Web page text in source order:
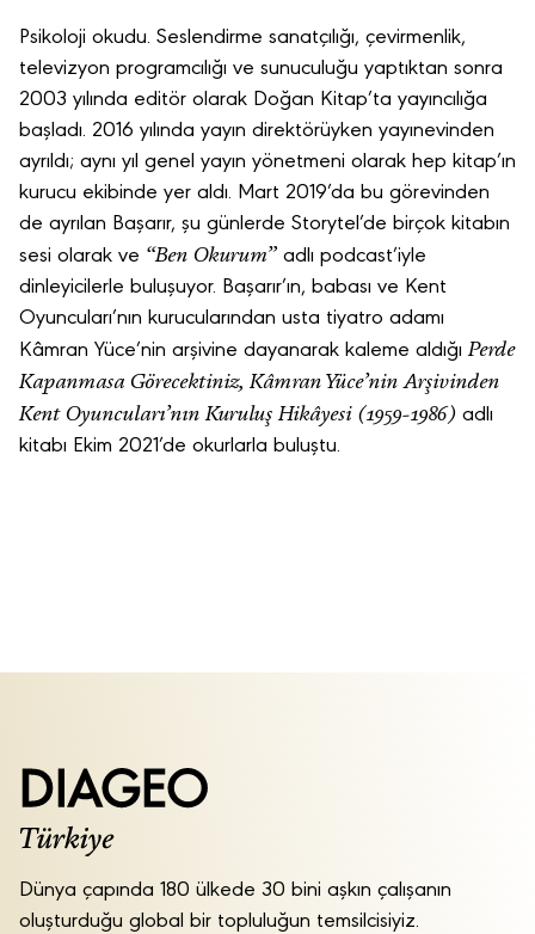
Psikoloji okudu. Seslendirme sanatçılığı, çevirmenlik,
televizyon programcılığı ve sunuculuğu yaptıktan sonra
2003 yılında editör olarak Doğan Kitap’ta yayıncılığa
başladı. 2016 yılında yayın direktörüyken yayınevinden
ayrıldı; aynı yıl genel yayın yönetmeni olarak hep kitap’ın
kurucu ekibinde yer aldı. Mart 2019’da bu görevinden
de ayrılan Başarır, şu günlerde Storytel’de birçok kitabın
sesi olarak ve “Ben Okurum” adlı podcast’iyle
dinleyicilerle buluşuyor. Başarır’ın, babası ve Kent
Oyuncuları’nın kurucularından usta tiyatro adamı
Kâmran Yüce’nin arşivine dayanarak kaleme aldığıPerde
Kapanmasa Görecektiniz, Kâmran Yüce’nin Arşivinden
Kent Oyuncuları’nın Kuruluş Hikâyesi (1959-1986) adlı
kitabı Ekim 2021’de okurlarla buluştu.
Dünya çapında 180 ülkede 30 bini aşkın çalışanın
oluşturduğu global bir topluluğun temsilcisiyiz.